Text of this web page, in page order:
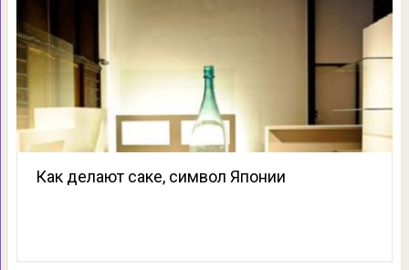
Как делают саке, символ Японии